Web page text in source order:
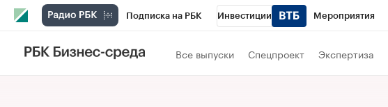
Подписка на РБК Инвестиции Мероприятия
Телеканал Все выпуски Спецпроект Экспертиза